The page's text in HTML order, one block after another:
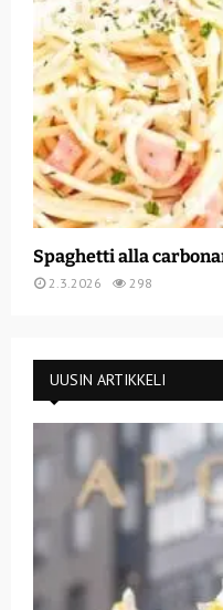
Spaghetti alla
2.3.2026 298
UUSIN ARTIKKELI